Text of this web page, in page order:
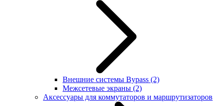
Внешние системы Bypass (2)
Межсетевые экраны (2)
Аксессуары для коммутаторов и маршрутизаторов